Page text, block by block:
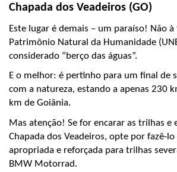
Chapada dos Veadeiros (GO)
Este lugar é demais – um paraíso! Não
Patrimônio Natural da Humanidade
considerado “berço das águas”.
E o melhor: é pertinho para um final de
com a natureza, estando a apenas 230
km de Goiânia.
Mas atenção! Se for encarar as trilhas e
Chapada dos Veadeiros, opte por fazê-
apropriada e reforçada para trilhas
BMW Motorrad.